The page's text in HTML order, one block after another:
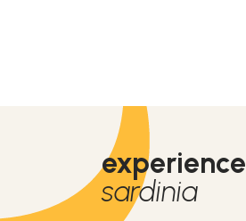
experience
sardinia